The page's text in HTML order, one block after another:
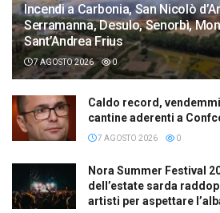
Incendi a Carbonia, San Nicolò
Serramanna, Desulo, Senorbì,
Sant’Andrea Frius
7 AGOSTO 2026 0
Caldo record,
cantine aderenti a
7 AGOSTO 2026 0
Nora Summer Festival
dell’estate sarda
artisti per aspettare